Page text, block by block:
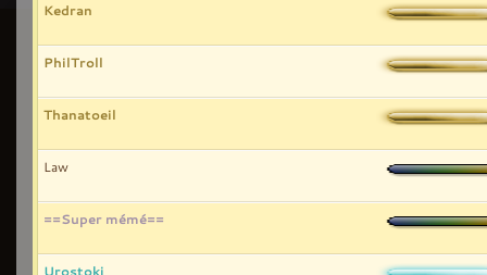
Kedran
PhilTroll
Thanatoeil
Law
==Super mémé==
Urostoki